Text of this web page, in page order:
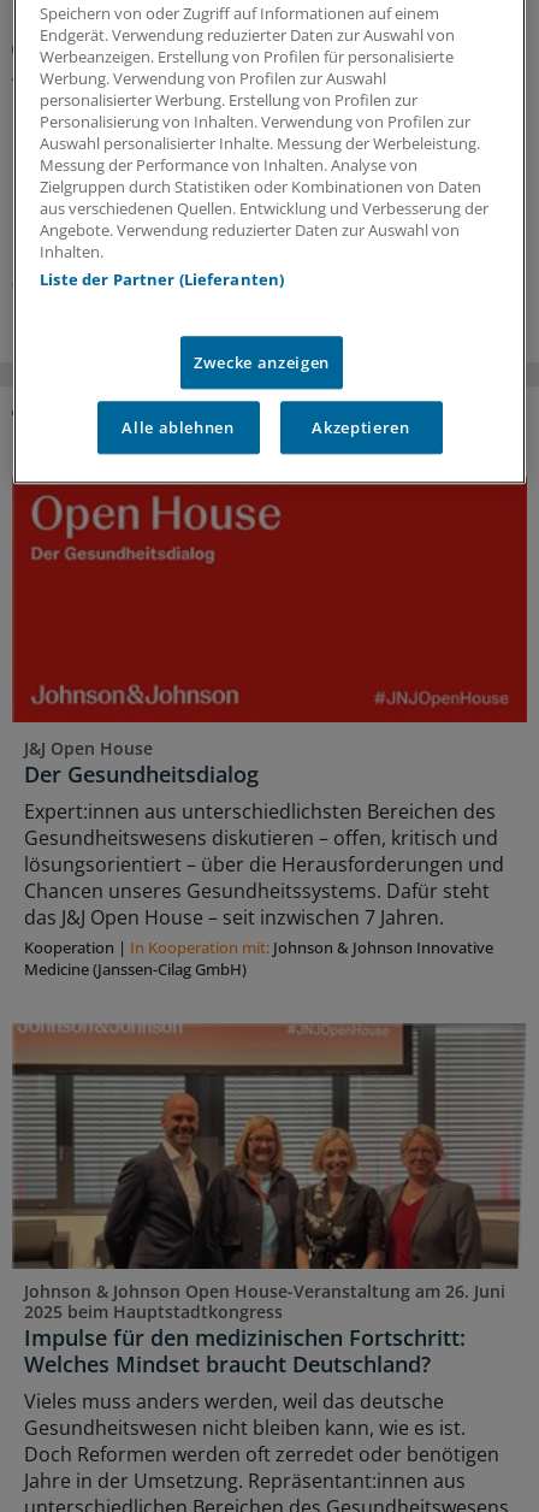
Zentrale Änderungen im Überblick
Aktualisierter GOÄ-Entwurf: Neue Leistungen,
Umbewertungen und Bürokratieabbau
Bundesärztekammer und PKV-Verband haben dem
Bundesgesundheitsministerium den Entwurf einer
GOÄneu vorgelegt. Er nimmt innovative medizinische
Leistungen auf – und bewertet einige andere um. Ein
Überblick mit Beispielen dazu, was sich ändern soll.
05.08.2026
DAS KÖNNTE SIE AUCH INTERESSIEREN
J&J Open House
Der Gesundheitsdialog
Expert:innen aus unterschiedlichsten Bereichen des
Gesundheitswesens diskutieren – offen, kritisch und
lösungsorientiert – über die Herausforderungen und
Chancen unseres Gesundheitssystems. Dafür steht
das J&J Open House – seit inzwischen 7 Jahren.
Kooperation | In Kooperation mit: Johnson & Johnson Innovative
Medicine (Janssen-Cilag GmbH)
Johnson & Johnson Open House-Veranstaltung am 26. Juni
2025 beim Hauptstadtkongress
Impulse für den medizinischen Fortschritt:
Welches Mindset braucht Deutschland?
Vieles muss anders werden, weil das deutsche
Gesundheitswesen nicht bleiben kann, wie es ist.
Doch Reformen werden oft zerredet oder benötigen
Jahre in der Umsetzung. Repräsentant:innen aus
Speichern von oder Zugriff auf Informationen auf einem
Endgerät. Verwendung reduzierter Daten zur Auswahl von
Werbeanzeigen. Erstellung von Profilen für personalisierte
Werbung. Verwendung von Profilen zur Auswahl
personalisierter Werbung. Erstellung von Profilen zur
Personalisierung von Inhalten. Verwendung von Profilen zur
Auswahl personalisierter Inhalte. Messung der Werbeleistung.
Messung der Performance von Inhalten. Analyse von
Zielgruppen durch Statistiken oder Kombinationen von Daten
aus verschiedenen Quellen. Entwicklung und Verbesserung der
Angebote. Verwendung reduzierter Daten zur Auswahl von
Inhalten.
Liste der Partner (Lieferanten)
Zwecke anzeigen
Alle ablehnen Akzeptieren